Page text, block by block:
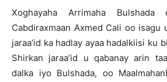
Xoghayaha Arrimaha
Cabdiraxmaan Axmed Cali oo isagu
jaraa’id ka hadlay ayaa hadalkiisi ku
Shirkan jaraa’id u qabanay arin
dalka iyo Bulshada, oo